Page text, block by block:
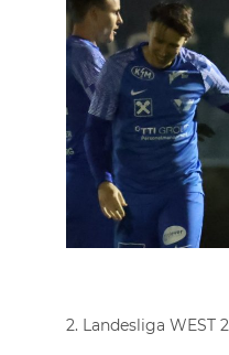
2. Landesliga WEST